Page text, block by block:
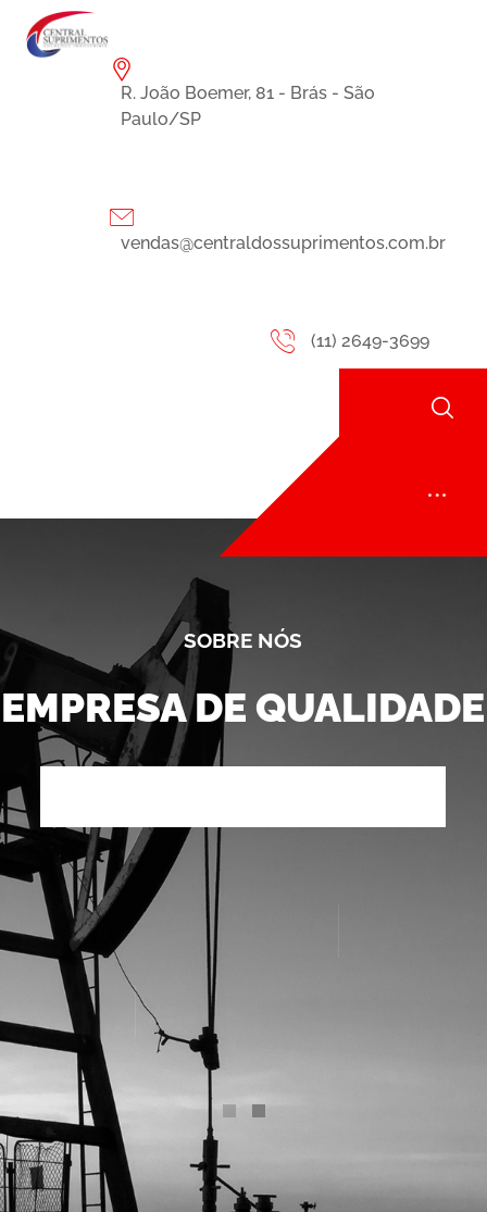
R. João Boemer, 81 - Brás - São
Paulo/SP
vendas@centraldossuprimentos.com.br
(11) 2649-3699
EMPRESA DE QUALIDADE
SOBRE NÓS
Nossos Produtos
Faça um Orçamento